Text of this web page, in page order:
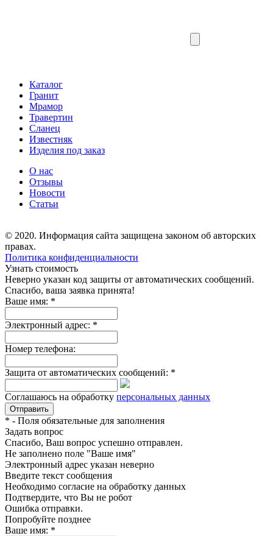
Каталог
Гранит
Мрамор
Травертин
Сланец
Известняк
Изделия под заказ
О нас
Отзывы
Новости
Статьи
© 2020. Информация сайта защищена законом об авторских
правах.
Политика конфиденциальности
Узнать стоимость
Неверно указан код защиты от автоматических сообщений.
Спасибо, ваша заявка принята!
Ваше имя: *
Электронный адрес: *
Номер телефона:
Защита от автоматических сообщений: *
Соглашаюсь на обработку персональных данных
* - Поля обязательные для заполнения
Задать вопрос
Спасибо, Ваш вопрос успешно отправлен.
Не заполнено поле "Ваше имя"
Электронный адрес указан неверно
Введите текст сообщения
Необходимо согласие на обработку данных
Подтвердите, что Вы не робот
Ошибка отправки.
Попробуйте позднее
Ваше имя: *